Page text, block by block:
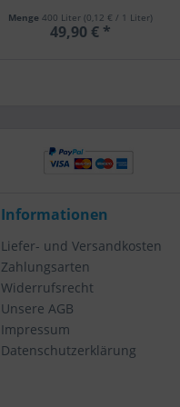
Menge 400 Liter (0,12 € / 1 Liter)
49,90 € *
Informationen
Liefer- und Versandkosten
Zahlungsarten
Widerrufsrecht
Unsere AGB
Impressum
Datenschutzerklärung